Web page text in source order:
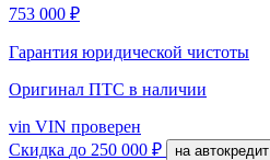
753 000 ₽
Гарантия юридической чистоты
Оригинал ПТС в наличии
vin VIN проверен
Скидка до 250 000 ₽ на автокредит